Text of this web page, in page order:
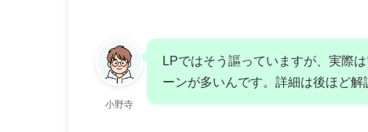
小野寺
LPではそう謳っていますが、実際
ーンが多いんです。詳細は後ほど解